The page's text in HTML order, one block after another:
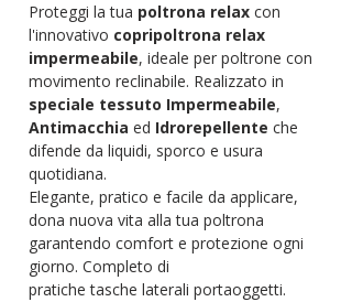
Proteggi la tua poltrona relax con
l'innovativo copripoltrona relax
impermeabile, ideale per poltrone con
movimento reclinabile. Realizzato in
speciale tessuto Impermeabile,
Antimacchia ed Idrorepellente che
difende da liquidi, sporco e usura
quotidiana.
Elegante, pratico e facile da applicare,
dona nuova vita alla tua poltrona
garantendo comfort e protezione ogni
giorno. Completo di
pratiche tasche laterali portaoggetti.